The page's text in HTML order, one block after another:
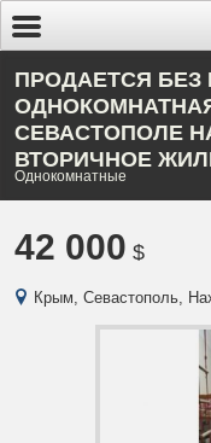
ПРОДАЕТСЯ
СЕВАСТОПОЛЕ
ВТОРИЧНОЕ
Однокомнатные
42 000 $
Крым, Севастополь,